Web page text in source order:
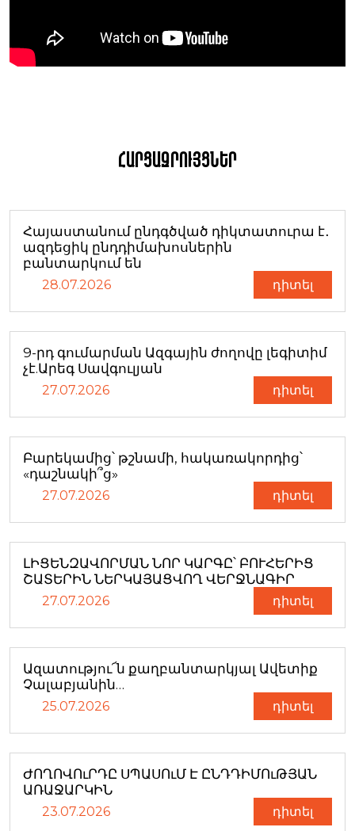
Հարցազրույցներ
Հայաստանում ընդգծված դիկտատուրա է․
ազդեցիկ ընդդիմախոսներին
բանտարկում են
28.07.2026 դիտել
9-րդ գումարման Ազգային ժողովը լեգիտիմ
չէ.Արեգ Սավգուլյան
27.07.2026 դիտել
Բարեկամից՝ թշնամի, հակառակորդից՝
«դաշնակի՞ց»
27.07.2026 դիտել
ԼԻՑԵՆԶԱՎՈՐՄԱՆ ՆՈՐ ԿԱՐԳԸ՝ ԲՈՒՀԵՐԻՑ
ՇԱՏԵՐԻՆ ՆԵՐԿԱՅԱՑՎՈՂ ՎԵՐՋՆԱԳԻՐ
27.07.2026 դիտել
Ազատությու՜ն քաղբանտարկյալ Ավետիք
Չալաբյանին…
25.07.2026 դիտել
ԺՈՂՈՎՈւՐԴԸ ՍՊԱՍՈւՄ Է ԸՆԴԴԻՄՈւԹՅԱՆ
ԱՌԱՋԱՐԿԻՆ
23.07.2026 դիտել